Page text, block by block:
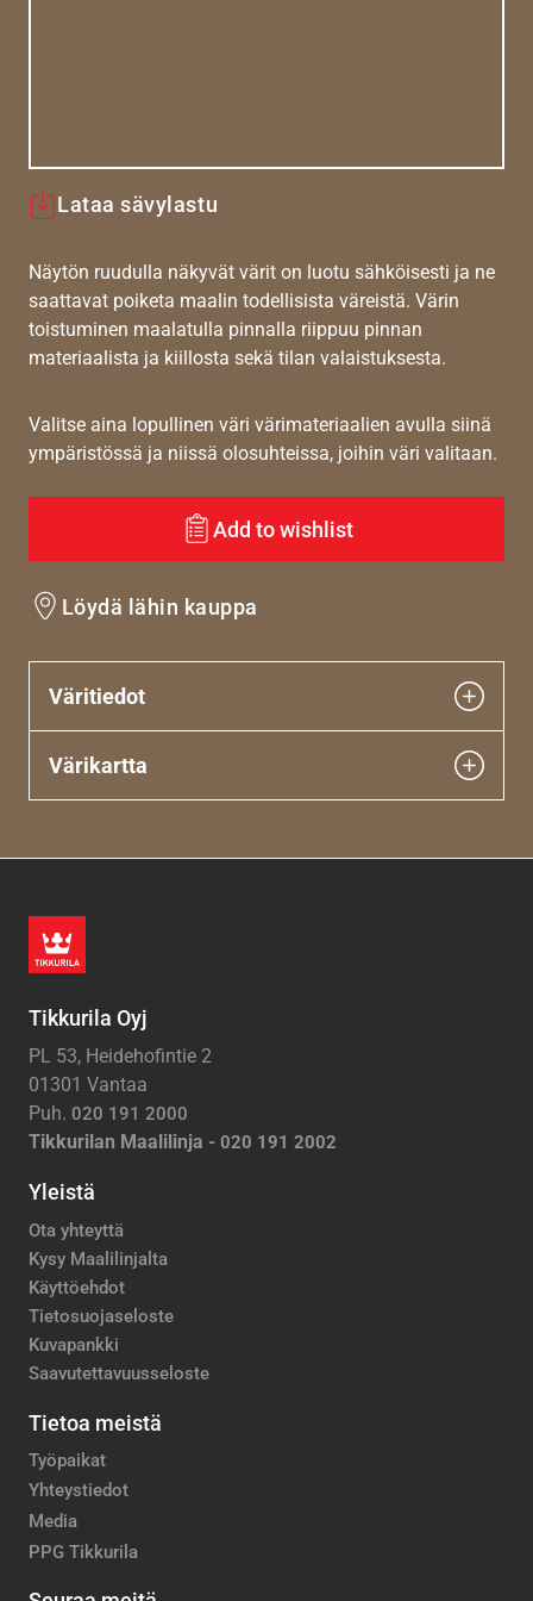
Lataa sävylastu
Näytön ruudulla näkyvät värit on luotu sähköisesti ja ne
saattavat poiketa maalin todellisista väreistä. Värin
toistuminen maalatulla pinnalla riippuu pinnan
materiaalista ja kiillosta sekä tilan valaistuksesta.
Valitse aina lopullinen väri värimateriaalien avulla siinä
ympäristössä ja niissä olosuhteissa, joihin väri valitaan.
Add to wishlist
Löydä lähin kauppa
Väritiedot
Värikartta
Tikkurila Oyj
PL 53, Heidehofintie 2
01301 Vantaa
Puh. 020 191 2000
Tikkurilan Maalilinja - 020 191 2002
Yleistä
Ota yhteyttä
Kysy Maalilinjalta
Käyttöehdot
Tietosuojaseloste
Kuvapankki
Saavutettavuusseloste
Tietoa meistä
Työpaikat
Yhteystiedot
Media
PPG Tikkurila